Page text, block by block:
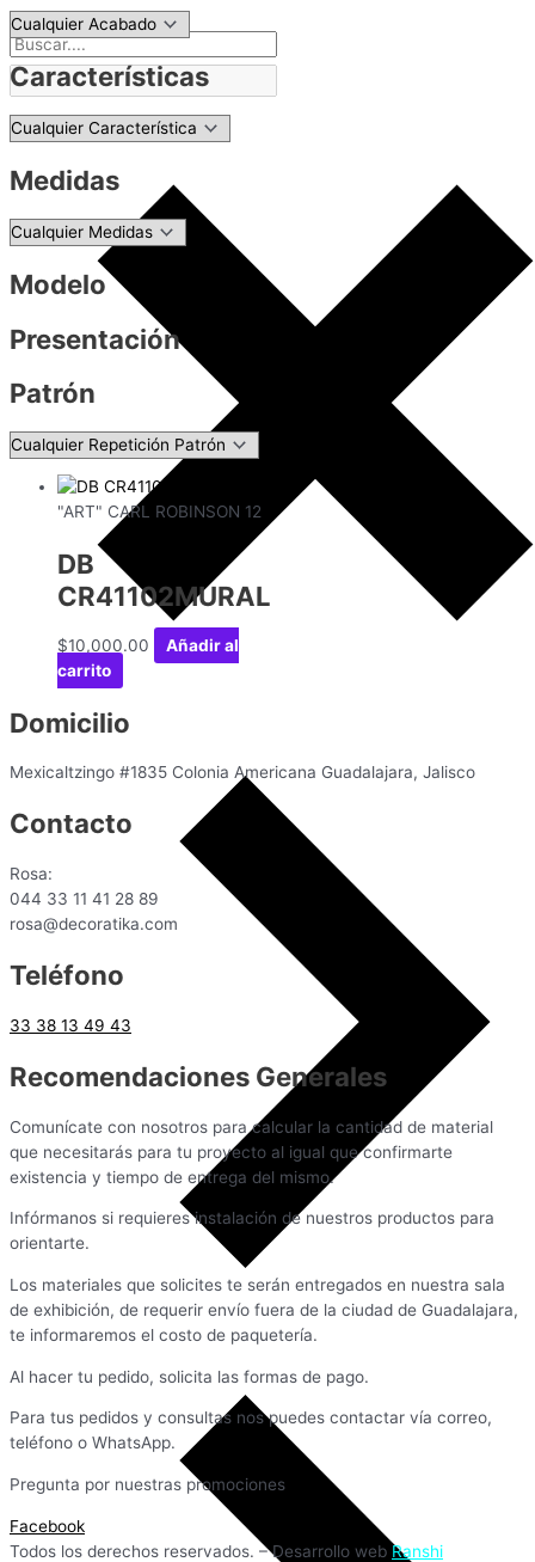
Características
Medidas
Modelo
Presentación
Patrón
"ART" CARL ROBINSON 12
DB
CR41102MURAL
$10,000.00
Añadir al
carrito
Domicilio
Mexicaltzingo #1835 Colonia Americana Guadalajara, Jalisco
Contacto
Rosa:
044 33 11 41 28 89
rosa@decoratika.com
Teléfono
33 38 13 49 43
Recomendaciones Generales
Comunícate con nosotros para calcular la cantidad de material
que necesitarás para tu proyecto al igual que confirmarte
existencia y tiempo de entrega del mismo.
Infórmanos si requieres instalación de nuestros productos para
orientarte.
Los materiales que solicites te serán entregados en nuestra sala
de exhibición, de requerir envío fuera de la ciudad de Guadalajara,
te informaremos el costo de paquetería.
Al hacer tu pedido, solicita las formas de pago.
Para tus pedidos y consultas nos puedes contactar vía correo,
teléfono o WhatsApp.
Pregunta por nuestras promociones
Facebook
Todos los derechos reservados. – Desarrollo web Ranshi